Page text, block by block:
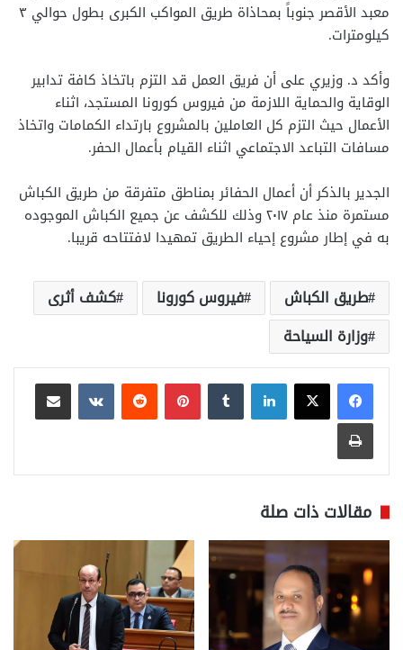
معبد الأقصر جنوباً بمحاذاة طريق المواكب الكبرى بطول حوالي ٣
كيلومترات.
وأكد د. وزيري على أن فريق العمل قد التزم باتخاذ كافة تدابير
الوقاية والحماية اللازمة من فيروس كورونا المستجد، اثناء
الأعمال حيث التزم كل العاملين بالمشروع بارتداء الكمامات واتخاذ
مسافات التباعد الاجتماعي اثناء القيام بأعمال الحفر.
الجدير بالذكر أن أعمال الحفائر بمناطق متفرقة من طريق الكباش
مستمرة منذ عام ٢٠١٧ وذلك للكشف عن جميع الكباش الموجوده
به في إطار مشروع إحياء الطريق تمهيدا لافتتاحه قريبا.
طريق الكباش فيروس كورونا
كشف أثرى
وزارة السياحة
لينكدإن بينتيريست
مشاركة عبر البريد
طباعة
مقالات ذات صلة